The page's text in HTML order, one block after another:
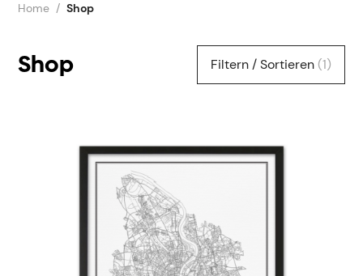
Home Shop
Shop Filtern / Sortieren (1)